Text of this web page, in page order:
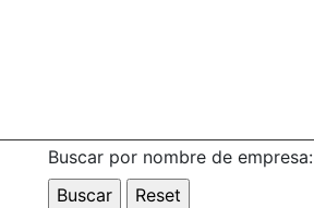
Buscar por nombre de empresa: